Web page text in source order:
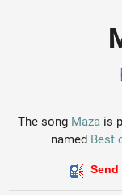
The song Maza is
named Best
Send